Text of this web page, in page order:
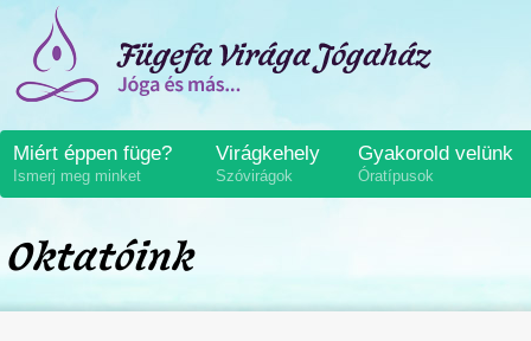
Miért éppen füge?
Ismerj meg minket
Virágkehely
Szóvirágok
Gyakorold velünk
Óratípusok
Oktatóink